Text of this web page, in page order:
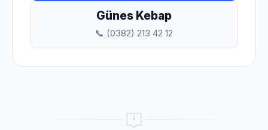
Günes Kebap
📞 (0382) 213 42 12